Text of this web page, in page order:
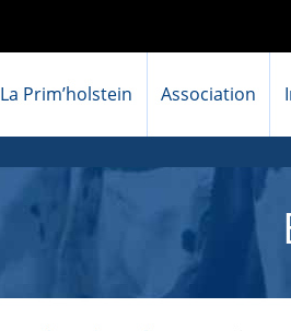
La Prim’holstein Association